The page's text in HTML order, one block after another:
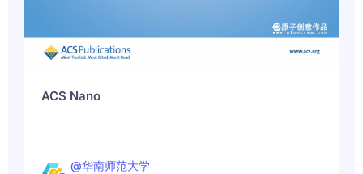
ACS Nano
@华南师范大学